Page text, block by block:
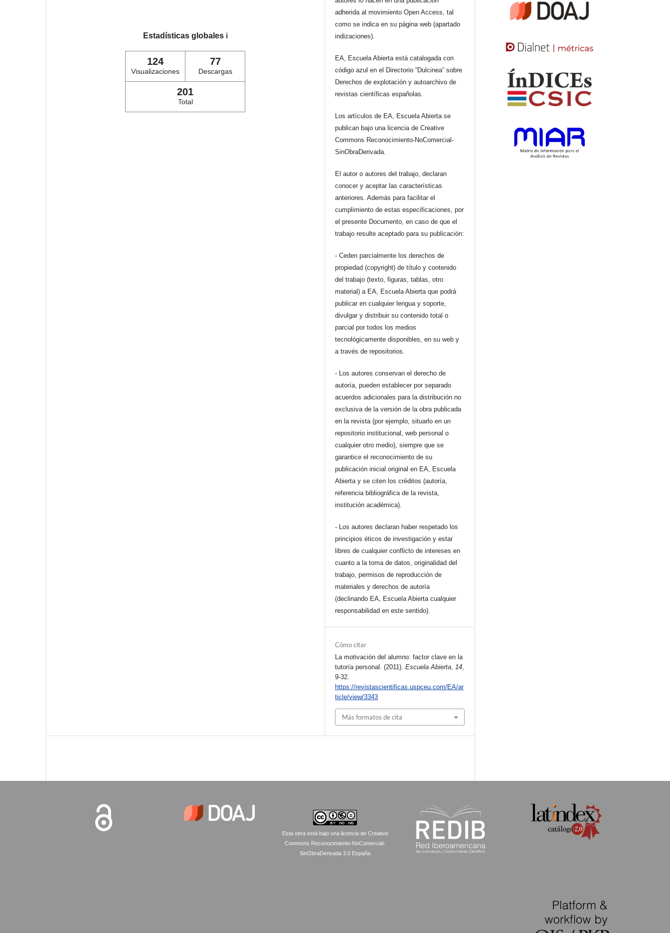
Estadísticas globales ℹ️
124
Visualizaciones
77
Descargas
201
Total
adherida al movimiento Open Access, tal
como se indica en su página web (apartado
indizaciones).
EA, Escuela Abierta está catalogada con
código azul en el Directorio “Dulcinea” sobre
Derechos de explotación y autoarchivo de
revistas científicas españolas.
Los artículos de EA, Escuela Abierta se
publican bajo una licencia de Creative
Commons Reconocimiento-NoComercial-
SinObraDerivada.
El autor o autores del trabajo, declaran
conocer y aceptar las características
anteriores. Además para facilitar el
cumplimiento de estas especificaciones, por
el presente Documento, en caso de que el
trabajo resulte aceptado para su publicación:
- Ceden parcialmente los derechos de
propiedad (copyright) de título y contenido
del trabajo (texto, figuras, tablas, otro
material) a EA, Escuela Abierta que podrá
publicar en cualquier lengua y soporte,
divulgar y distribuir su contenido total o
parcial por todos los medios
tecnológicamente disponibles, en su web y
a través de repositorios.
- Los autores conservan el derecho de
autoría, pueden establecer por separado
acuerdos adicionales para la distribución no
exclusiva de la versión de la obra publicada
en la revista (por ejemplo, situarlo en un
repositorio institucional, web personal o
cualquier otro medio), siempre que se
garantice el reconocimiento de su
publicación inicial original en EA, Escuela
Abierta y se citen los créditos (autoría,
referencia bibliográfica de la revista,
institución académica).
- Los autores declaran haber respetado los
principios éticos de investigación y estar
libres de cualquier conflicto de intereses en
cuanto a la toma de datos, originalidad del
trabajo, permisos de reproducción de
materiales y derechos de autoría
(declinando EA, Escuela Abierta cualquier
responsabilidad en este sentido).
Cómo citar
La motivación del alumno: factor clave en la
tutoría personal. (2011).Escuela Abierta 14
9-32.
https://revistascientificas.uspceu.com/EA/ar
ticle/view/3343
Más formatos de cita
Esta obra está bajo una licencia de Creative
Commons Reconocimiento-NoComercial-
SinObraDerivada 3.0 España